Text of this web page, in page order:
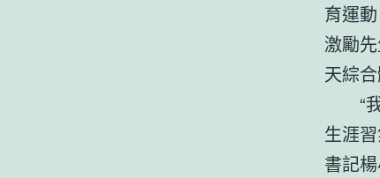
育運
激勵
天綜
“
生涯
書記